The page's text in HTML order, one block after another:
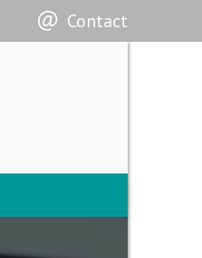
Contact